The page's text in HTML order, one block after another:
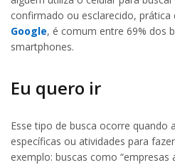
confirmado ou esclarecido, prática
Google, é comum entre 69% dos
smartphones.
Eu quero ir
Esse tipo de busca ocorre quando
específicas ou atividades para
exemplo: buscas como “empresas